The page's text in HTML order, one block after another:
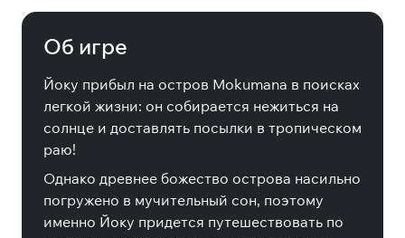
Об игре
Йоку прибыл на остров Mokumana в поисках
легкой жизни: он собирается нежиться на
солнце и доставлять посылки в тропическом
раю!
Однако древнее божество острова насильно
погружено в мучительный сон, поэтому
именно Йоку придется путешествовать по